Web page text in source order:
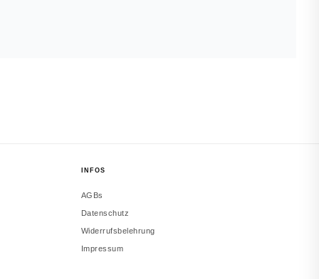
INFOS
AGBs
Datenschutz
Widerrufsbelehrung
Impressum